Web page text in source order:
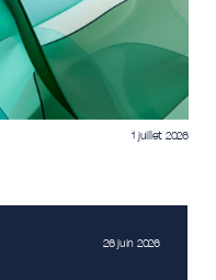
1 juillet 2026
26 juin 2026